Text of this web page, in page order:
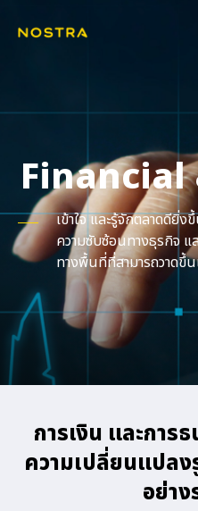
เข้าใจ และรู้จักตลาดดียิ่
ความซับซ้อนทางธุรกิจ แ
ทางพื้นที่ที่สามารถวาดขึ้
การเงิน และการ
ความเปลี่ยนแปลง
อย่าง